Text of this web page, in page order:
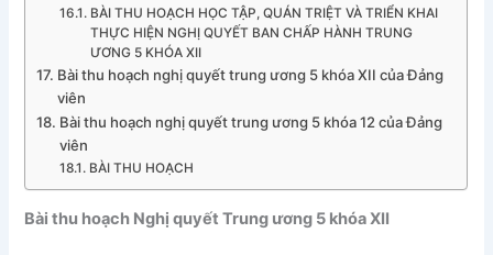
BÀI THU HOẠCH HỌC TẬP, QUÁN TRIỆT VÀ TRIỂN KHAI
THỰC HIỆN NGHỊ QUYẾT BAN CHẤP HÀNH TRUNG
ƯƠNG 5 KHÓA XII
Bài thu hoạch nghị quyết trung ương 5 khóa XII của Đảng
viên
Bài thu hoạch nghị quyết trung ương 5 khóa 12 của Đảng
viên
BÀI THU HOẠCH
Bài thu hoạch Nghị quyết Trung ương 5 khóa XII